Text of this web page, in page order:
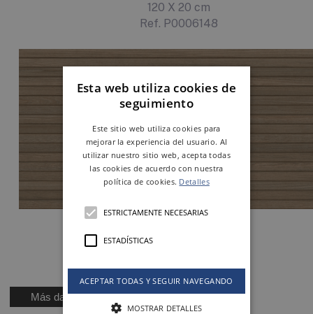
120 X 20 cm
Ref. P0006148
120 X 60 cm
Más datos técnicos
Esta web utiliza cookies de
seguimiento
Este sitio web utiliza cookies para
mejorar la experiencia del usuario. Al
utilizar nuestro sitio web, acepta todas
las cookies de acuerdo con nuestra
política de cookies. Detalles
ESTRICTAMENTE NECESARIAS
ESTADÍSTICAS
ACEPTAR TODAS Y SEGUIR NAVEGANDO
MOSTRAR DETALLES